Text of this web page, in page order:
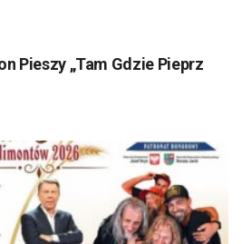
Pieszy „Tam Gdzie Pieprz